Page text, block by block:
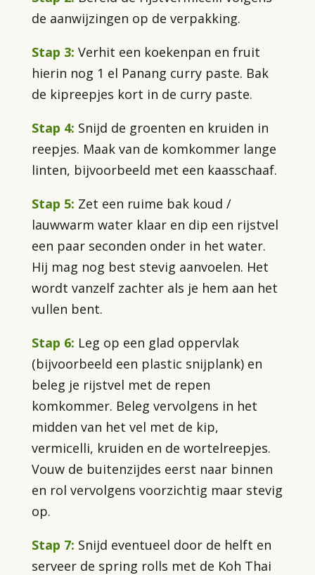
de aanwijzingen op de verpakking.
Stap 3: Verhit een koekenpan en fruit
hierin nog 1 el Panang curry paste. Bak
de kipreepjes kort in de curry paste.
Stap 4: Snijd de groenten en kruiden in
reepjes. Maak van de komkommer lange
linten, bijvoorbeeld met een kaasschaaf.
Stap 5: Zet een ruime bak koud /
lauwwarm water klaar en dip een rijstvel
een paar seconden onder in het water.
Hij mag nog best stevig aanvoelen. Het
wordt vanzelf zachter als je hem aan het
vullen bent.
Stap 6: Leg op een glad oppervlak
(bijvoorbeeld een plastic snijplank) en
beleg je rijstvel met de repen
komkommer. Beleg vervolgens in het
midden van het vel met de kip,
vermicelli, kruiden en de wortelreepjes.
Vouw de buitenzijdes eerst naar binnen
en rol vervolgens voorzichtig maar stevig
op.
Stap 7: Snijd eventueel door de helft en
serveer de spring rolls met de Koh Thai